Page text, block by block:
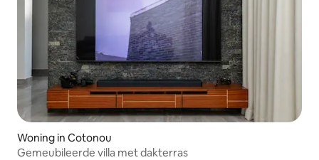
Woning in Cotonou
Gemeubileerde villa met dakterras